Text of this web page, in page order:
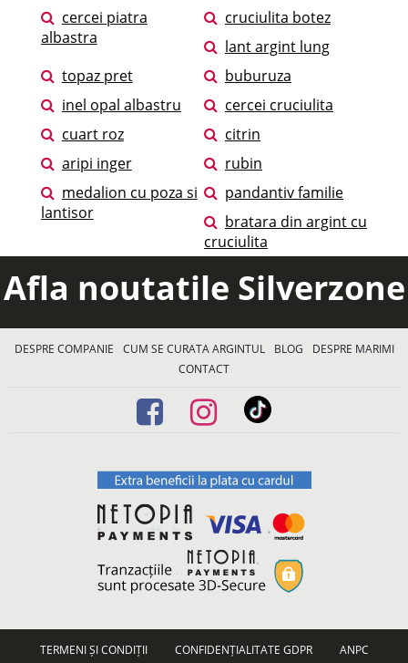
cercei piatra
albastra
cruciulita botez
lant argint lung
topaz pret
buburuza
inel opal albastru
cercei cruciulita
cuart roz
citrin
aripi inger
rubin
medalion cu poza si
lantisor
pandantiv familie
bratara din argint cu
cruciulita
Afla noutatile Silverzone
DESPRE COMPANIE CUM SE CURATA ARGINTUL BLOG
DESPRE MARIMI
CONTACT
TERMENI ȘI CONDIȚII CONFIDENȚIALITATE GDPR
ANPC